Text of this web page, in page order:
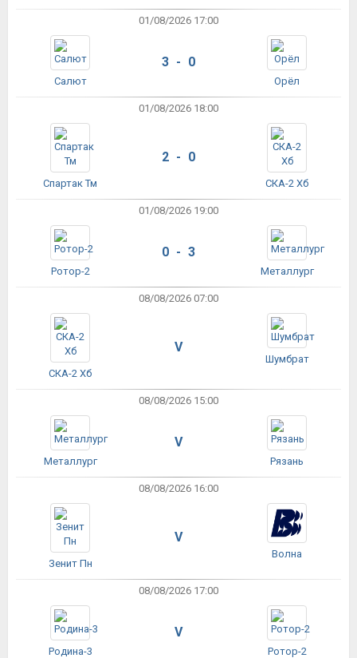
01/08/2026 17:00
Салют
3 - 0
Орёл
01/08/2026 18:00
Спартак Тм
2 - 0
СКА-2 Хб
01/08/2026 19:00
Ротор-2
0 - 3
Металлург
08/08/2026 07:00
СКА-2 Хб
V
Шумбрат
08/08/2026 15:00
Металлург
V
Рязань
08/08/2026 16:00
Зенит Пн
V
Волна
08/08/2026 17:00
Родина-3
V
Ротор-2